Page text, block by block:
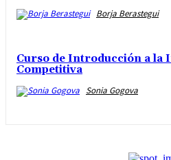
Borja Berastegui
Curso de Introducción a la
Competitiva
Sonia Gogova